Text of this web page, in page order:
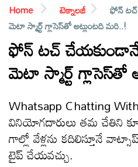
LIVE
వార్తలు
తెలంగాణ
Home టెక్నాలజీ
ఫోన్
మెటా స్మార్ట్ గ్లాసెస్‌తో అట్లుంటది మరి..!
ఫోన్ టచ్
మెటా స్మార్ట్ గ్లాసెస్‌తో
Whatsapp Chatting
వినియోగదారులు తమ చేతిని
గాల్లో వేళ్లను కదిలిస్తూనే
టైప్ చేయవచ్చు.